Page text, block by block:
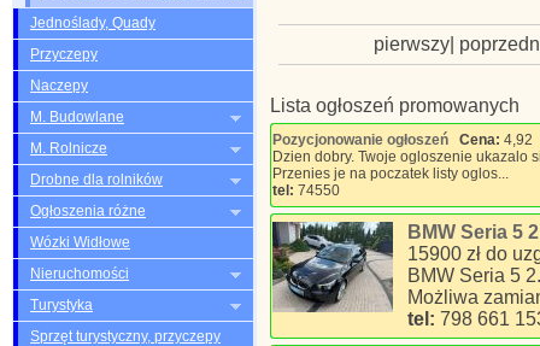
Jednoślady, Quady
Przyczepy
Naczepy
M. Budowlane
M. Rolnicze
Drobne dla rolników
Ogłoszenia różne
Wózki Widłowe
Nieruchomości
Turystyka
Sprzęt turystyczny, przyczepy
pierwszy|
Lista ogłoszeń promowanych
Pozycjonowanie ogłoszeń Cena: 4,92
Dzien dobry. Twoje ogloszenie ukazalo
Przenies je na poczatek listy oglos...
tel: 74550
BMW Seria 5
15900 zł do
BMW Seria 5
Możliwa
tel: 798 661